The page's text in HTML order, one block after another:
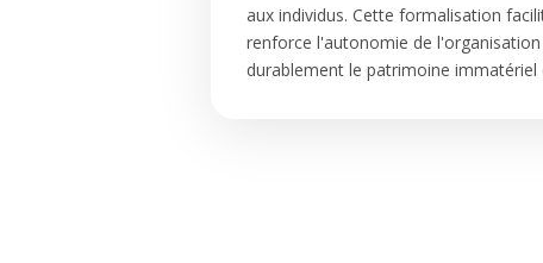
aux individus. Cette formalisation
renforce l'autonomie de
durablement le patrimoine immatériel